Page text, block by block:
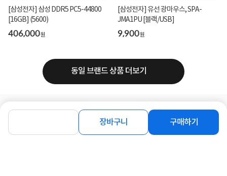
장바구니 구매하기
[삼성전자] 삼성 DDR5 PC5-44800
[16GB] (5600)
406,000원
[삼성전자] 유선 광마우스, SPA-
JMA1PU [블랙/USB]
9,900원
동일 브랜드 상품 더보기
로그인 공지사항오시는길회사소개 PC버전
1588-8377 컴퓨존 APP